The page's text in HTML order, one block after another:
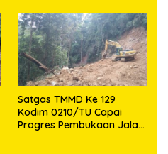
Satgas TMMD Ke 129
Kodim 0210/TU Capai
Progres Pembukaan Jalan